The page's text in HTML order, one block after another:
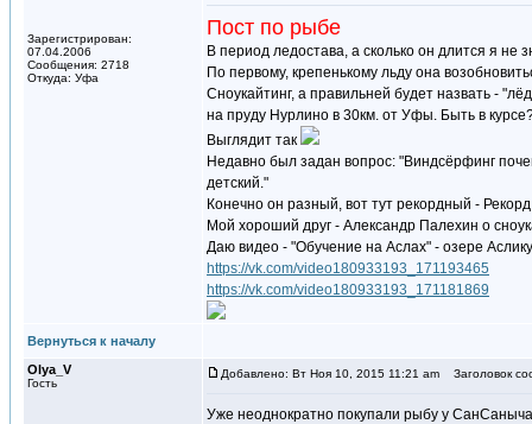
Зарегистрирован:
07.04.2006
Сообщения: 2718
Откуда: Уфа
Пост по рыбе
В период ледостава, а сколько он длится я
По первому, крепенькому льду она
Сноукайтинг, а правильней будет назвать -
на пруду Нурлино в 30км. от Уфы. Быть в
Выглядит так
Недавно был задан вопрос: "Виндсёрфинг
детский."
Конечно он разный, вот тут рекордный -
Мой хороший друг - Александр Палехин о
Даю видео - "Обучение на Аслах" - озере
https://vk.com/video180933193_171193465
https://vk.com/video180933193_171181869
Вернуться к началу
Olya_V
Гость
Добавлено: Вт Ноя 10, 2015 11:21 am Заголовок
Уже неоднократно покупали рыбу у